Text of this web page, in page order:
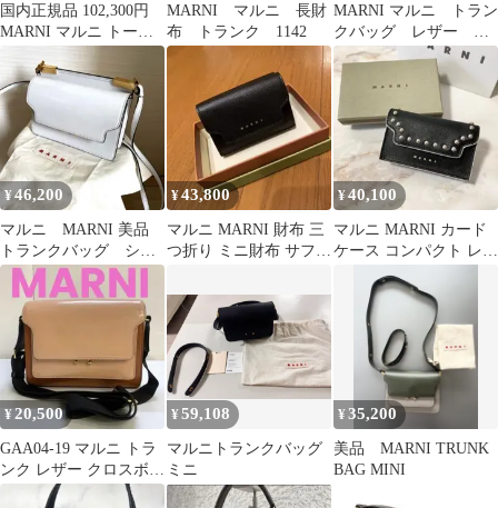
国内正規品 102,300円
MARNI マルニ トート
MARNI マルニ 長財
布 トランク 1142
MARNI マルニ トラン
クバッグ レザー
白 黒 ピンクベージ
ュ ミニ
¥46,200
マルニ MARNI 美品
トランクバッグ ショ
ルダー ホワイト
保存袋有
¥43,800
マルニ MARNI 財布 三
つ折り ミニ財布 サフィ
ク 新品
¥40,100
マルニ MARNI カード
ケース コンパクト レザ
ー ブラック スタッズ
¥20,500
GAA04-19 マルニ トラ
ンク レザー クロスボデ
ィ ショルダーバッグ
¥59,108
マルニトランクバッグ
ミニ
¥35,200
美品 MARNI TRUNK
BAG MINI